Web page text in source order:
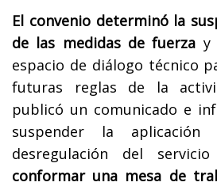
El convenio determinó la
de las medidas de fuerza y
espacio de diálogo técnico
futuras reglas de la
publicó un comunicado e
suspender la
desregulación del
conformar una mesa de